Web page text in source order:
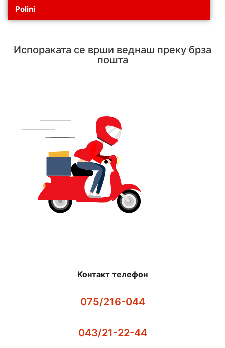
Polini
Испораката се врши веднаш преку брза
пошта
Контакт телефон
075/216-044
043/21-22-44